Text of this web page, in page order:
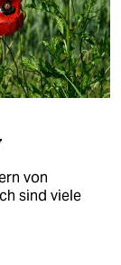
von
sind viele